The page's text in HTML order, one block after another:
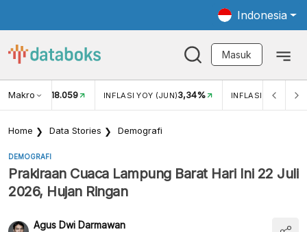
Indonesia
Masuk
Makro
USD/IDR 18.059 INFLASI YOY (JUN)3,34% INFLASI MOM
Home Data Stories Demografi
DEMOGRAFI
Prakiraan Cuaca Lampung Barat Hari Ini 22 Juli
2026, Hujan Ringan
Agus Dwi Darmawan